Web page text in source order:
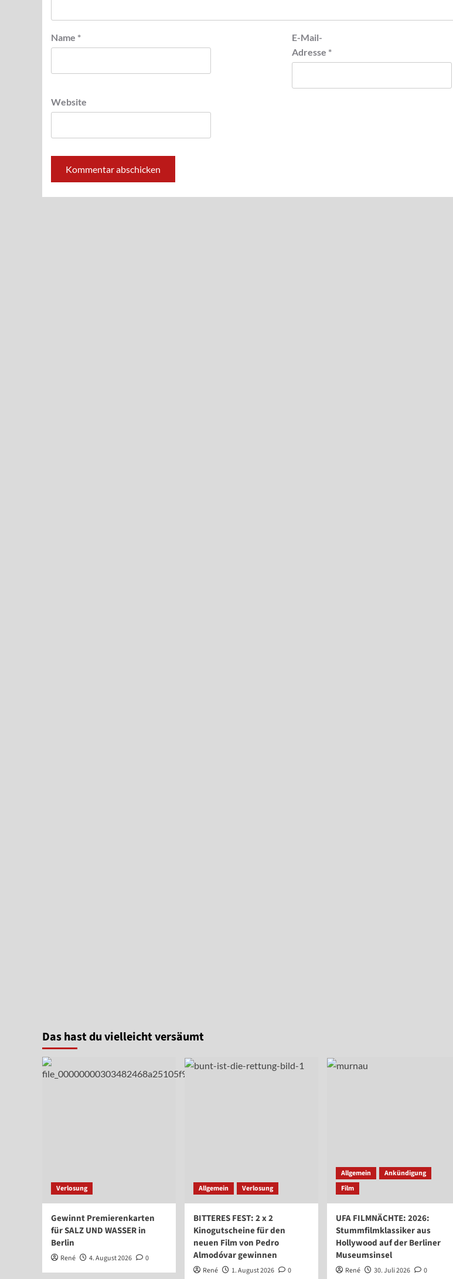
Name *
E-Mail-
Adresse *
Website
Alternative:
Das hast du vielleicht versäumt
Verlosung
Gewinnt Premierenkarten
für SALZ UND WASSER in
Berlin
René 4. August 2026 0
Allgemein Verlosung
BITTERES FEST: 2 x 2
Kinogutscheine für den
neuen Film von Pedro
Almodóvar gewinnen
René 1. August 2026 0
Allgemein
Ankündigung
Film
UFA FILMNÄCHTE: 2026:
Stummfilmklassiker aus
Hollywood auf der Berliner
Museumsinsel
René 30. Juli 2026 0